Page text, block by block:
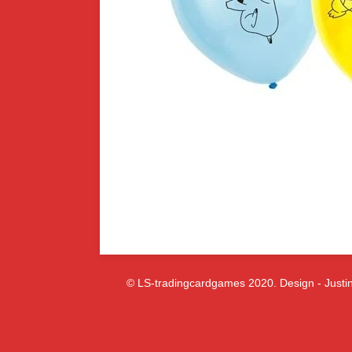
© LS-tradingcardgames 2020. Design - Justin.